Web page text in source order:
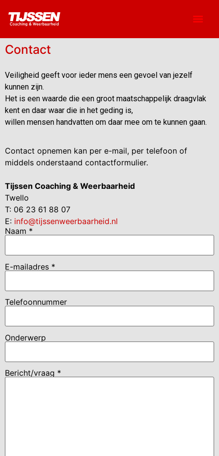
Contact
Veiligheid geeft voor ieder mens een gevoel van jezelf
kunnen zijn.
Het is een waarde die een groot maatschappelijk draagvlak
kent en daar waar die in het geding is,
willen mensen handvatten om daar mee om te kunnen gaan.
Contact opnemen kan per e-mail, per telefoon of
middels onderstaand contactformulier.
Tijssen Coaching & Weerbaarheid
Twello
T: 06 23 61 88 07
E: info@tijssenweerbaarheid.nl
Naam *
E-mailadres *
Telefoonnummer
Onderwerp
Bericht/vraag *